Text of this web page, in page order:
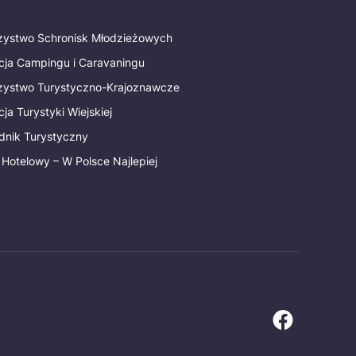
Schronisk Młodzieżowych
Campingu i Caravaningu
Turystyczno-Krajoznawcze
Turystyki Wiejskiej
Turystyczny
– W Polsce Najlepiej